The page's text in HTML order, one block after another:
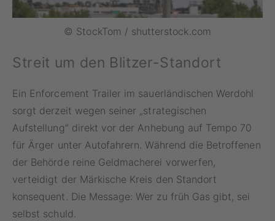
© StockTom / shutterstock.com
Streit um den Blitzer-Standort
Ein Enforcement Trailer im sauerländischen Werdohl
sorgt derzeit wegen seiner „strategischen
Aufstellung“ direkt vor der Anhebung auf Tempo 70
für Ärger unter Autofahrern. Während die Betroffenen
der Behörde reine Geldmacherei vorwerfen,
verteidigt der Märkische Kreis den Standort
konsequent. Die Message: Wer zu früh Gas gibt, sei
selbst schuld.